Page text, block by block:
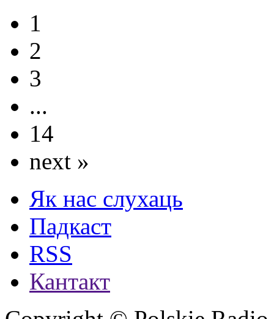
1
2
3
...
14
next »
Як нас слухаць
Падкаст
RSS
Кантакт